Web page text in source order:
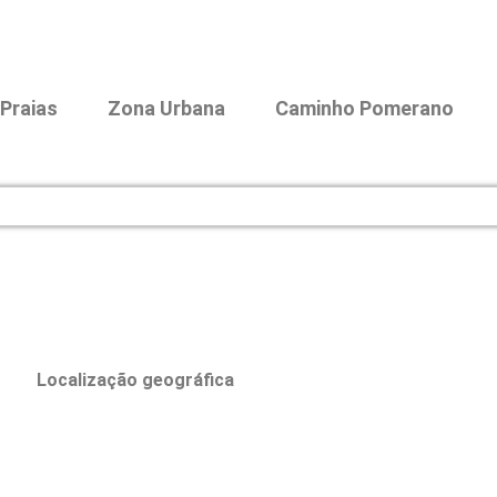
Praias Zona Urbana Caminho Pomerano
Localização geográfica